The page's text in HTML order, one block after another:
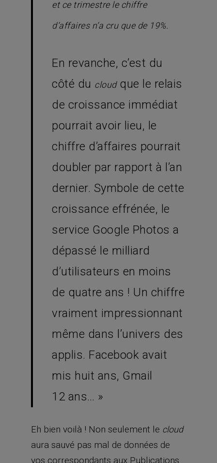
et ce trimestre le chiffre
d’affaires n’a cru que de 19%.
En revanche, c’est du
côté du cloudque le relais
de croissance immédiat
pourrait avoir lieu, le
chiffre d’affaires pourrait
doubler par rapport à l’an
dernier. Symbole de cette
croissance effrénée, le
service Google Photos a
dépassé le milliard
d’utilisateurs en moins
de quatre ans ! Un chiffre
vraiment impressionnant
même dans l’univers des
applis. Facebook avait
mis huit ans, Gmail
12 ans… »
Eh bien voilà ! Non seulement le cloud
aura sauvé pas mal de données de
vos correspondants aux Publications